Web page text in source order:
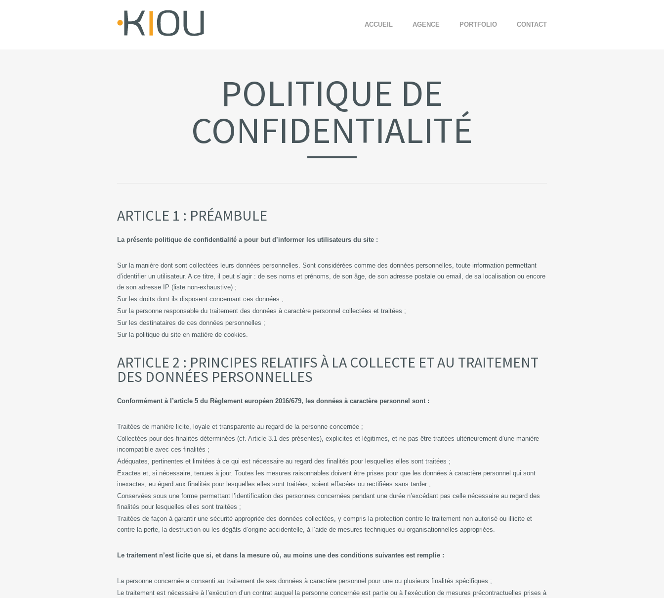
ACCUEIL AGENCE PORTFOLIO CONTACT
POLITIQUE DE
CONFIDENTIALITÉ
ARTICLE 1 : PRÉAMBULE
La présente politique de confidentialité a pour but d’informer les utilisateurs du site :
Sur la manière dont sont collectées leurs données personnelles. Sont considérées comme des données personnelles, toute information permettant
d’identifier un utilisateur. A ce titre, il peut s’agir : de ses noms et prénoms, de son âge, de son adresse postale ou email, de sa localisation ou encore
de son adresse IP (liste non-exhaustive) ;
Sur les droits dont ils disposent concernant ces données ;
Sur la personne responsable du traitement des données à caractère personnel collectées et traitées ;
Sur les destinataires de ces données personnelles ;
Sur la politique du site en matière de cookies.
ARTICLE 2 : PRINCIPES RELATIFS À LA COLLECTE ET AU TRAITEMENT
DES DONNÉES PERSONNELLES
Conformément à l’article 5 du Règlement européen 2016/679, les données à caractère personnel sont :
Traitées de manière licite, loyale et transparente au regard de la personne concernée ;
Collectées pour des finalités déterminées (cf. Article 3.1 des présentes), explicites et légitimes, et ne pas être traitées ultérieurement d’une manière
incompatible avec ces finalités ;
Adéquates, pertinentes et limitées à ce qui est nécessaire au regard des finalités pour lesquelles elles sont traitées ;
Exactes et, si nécessaire, tenues à jour. Toutes les mesures raisonnables doivent être prises pour que les données à caractère personnel qui sont
inexactes, eu égard aux finalités pour lesquelles elles sont traitées, soient effacées ou rectifiées sans tarder ;
Conservées sous une forme permettant l’identification des personnes concernées pendant une durée n’excédant pas celle nécessaire au regard des
finalités pour lesquelles elles sont traitées ;
Traitées de façon à garantir une sécurité appropriée des données collectées, y compris la protection contre le traitement non autorisé ou illicite et
contre la perte, la destruction ou les dégâts d’origine accidentelle, à l’aide de mesures techniques ou organisationnelles appropriées.
Le traitement n’est licite que si, et dans la mesure où, au moins une des conditions suivantes est remplie :
La personne concernée a consenti au traitement de ses données à caractère personnel pour une ou plusieurs finalités spécifiques ;
Le traitement est nécessaire à l’exécution d’un contrat auquel la personne concernée est partie ou à l’exécution de mesures précontractuelles prises à